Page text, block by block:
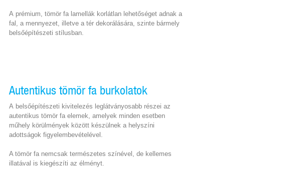
A prémium, tömör fa lamellák korlátlan lehetőséget adnak a
fal, a mennyezet, illetve a tér dekorálására, szinte bármely
belsőépítészeti stílusban.
Autentikus tömör fa burkolatok
A belsőépítészeti kivitelezés leglátványosabb részei az
autentikus tömör fa elemek, amelyek minden esetben
műhely körülmények között készülnek a helyszíni
adottságok figyelembevételével.
A tömör fa nemcsak természetes színével, de kellemes
illatával is kiegészíti az élményt.